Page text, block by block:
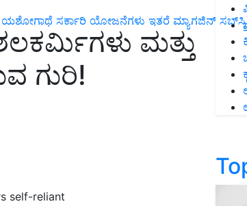
ಯಶೋಗಾಥೆ ಸರ್ಕಾರಿ ಯೋಜನೆಗಳು ಇತರೆ ಮ್ಯಾಗಜಿನ್‌
ಮತ್ತು
ಗುರಿ!
self-reliant